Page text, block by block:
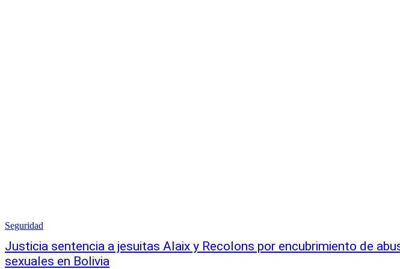
Seguridad
Justicia sentencia a jesuitas Alaix y Recolons por encubrimiento de
sexuales en Bolivia